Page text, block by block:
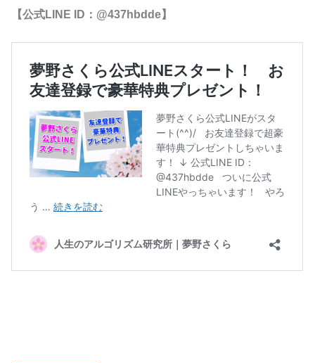
【公式LINE ID：@437hbdde】